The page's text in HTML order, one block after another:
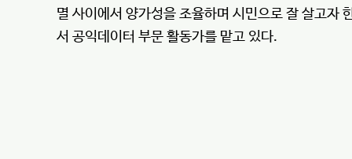
멸 사이에서 양가성을 조율하며 시민으로 잘 살고자
서 공익데이터 부문 활동가를 맡고 있다.